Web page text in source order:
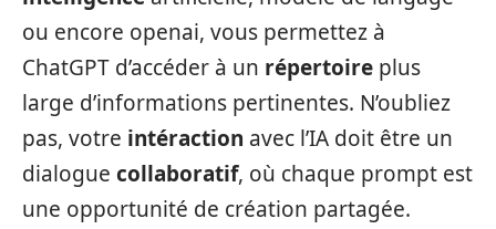
ou encore openai, vous permettez à
ChatGPT d’accéder à un répertoire plus
large d’informations pertinentes. N’oubliez
pas, votre intéraction avec l’IA doit être un
dialogue collaboratif, où chaque prompt est
une opportunité de création partagée.